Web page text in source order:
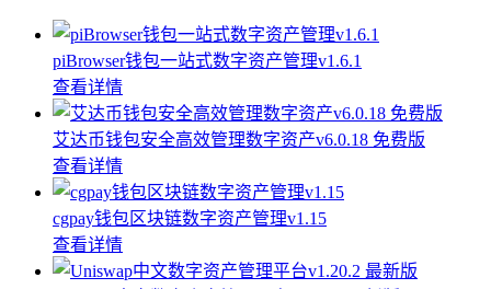
piBrowser钱包一站式数字资产管理v1.6.1
查看详情
艾达币钱包安全高效管理数字资产v6.0.18 免费版
查看详情
cgpay钱包区块链数字资产管理v1.15
查看详情